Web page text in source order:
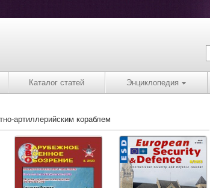
Каталог статей Энциклопедия
артиллерийским кораблем